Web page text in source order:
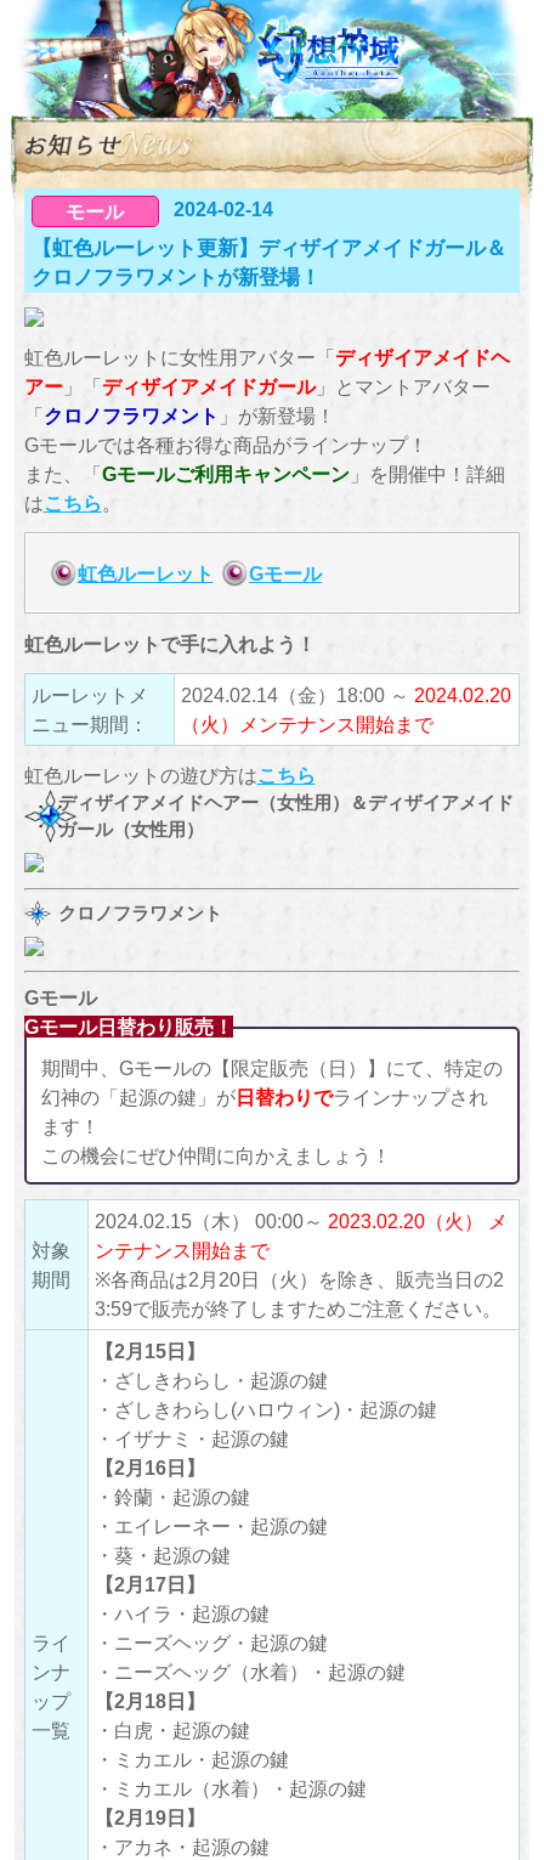
モール 2024-02-14
【虹色ルーレット更新】ディザイアメイドガール＆
クロノフラワメントが新登場！
虹色ルーレットに女性用アバター「ディザイアメイドヘ
アー」「ディザイアメイドガール」とマントアバター
「クロノフラワメント 」が新登場！
Gモールでは各種お得な商品がラインナップ！
また、「Gモールご利用キャンペーン」を開催中！詳細
はこちら 。
虹色ルーレット Gモール
虹色ルーレットで手に入れよう！
ルーレットメ
ニュー期間：
2024.02.14（金）18:00 ～ 2024.02.20
（火）メンテナンス開始まで
虹色ルーレットの遊び方はこちら
ディザイアメイドヘアー（女性用）＆ディザイアメイド
ガール（女性用）
クロノフラワメント
Gモール
Gモール日替わり販売！
期間中、Gモールの【限定販売（日）】にて、特定の
幻神の「起源の鍵」が日替わりでラインナップされ
ます！
この機会にぜひ仲間に向かえましょう！
対象
期間
2024.02.15（木） 00:00～ 2023.02.20（火） メ
ンテナンス開始まで
※各商品は2月20日（火）を除き、販売当日の2
3:59で販売が終了しますためご注意ください。
ライ
ンナ
ップ
一覧
【2月15日】
・ざしきわらし・起源の鍵
・ざしきわらし(ハロウィン)・起源の鍵
・イザナミ・起源の鍵
【2月16日】
・鈴蘭・起源の鍵
・エイレーネー・起源の鍵
・葵・起源の鍵
【2月17日】
・ハイラ・起源の鍵
・ニーズヘッグ・起源の鍵
・ニーズヘッグ（水着）・起源の鍵
【2月18日】
・白虎・起源の鍵
・ミカエル・起源の鍵
・ミカエル（水着）・起源の鍵
【2月19日】
・アカネ・起源の鍵